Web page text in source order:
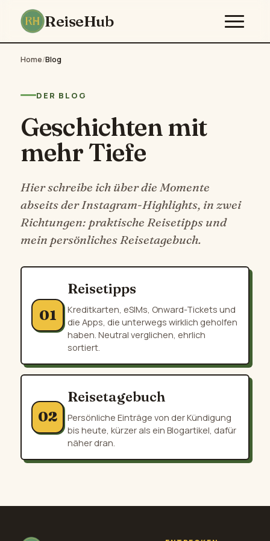
ReiseHub
Home/Blog
DER BLOG
Geschichten mit
mehr Tiefe
Hier schreibe ich über die Momente
abseits der Instagram-Highlights, in zwei
Richtungen: praktische Reisetipps und
mein persönliches Reisetagebuch.
01
Reisetipps
Kreditkarten, eSIMs, Onward-Tickets und
die Apps, die unterwegs wirklich geholfen
haben. Neutral verglichen, ehrlich
sortiert.
02
Reisetagebuch
Persönliche Einträge von der Kündigung
bis heute, kürzer als ein Blogartikel, dafür
näher dran.